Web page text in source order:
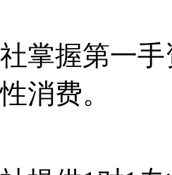
掌握第一
消费。